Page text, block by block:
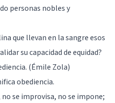
personas nobles y
que llevan en la sangre esos
su capacidad de equidad?
(Émile Zola)
obediencia.
se improvisa, no se impone;